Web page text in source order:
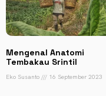
Mengenal Anatomi
Tembakau Srintil
Eko Susanto 16 September 2023